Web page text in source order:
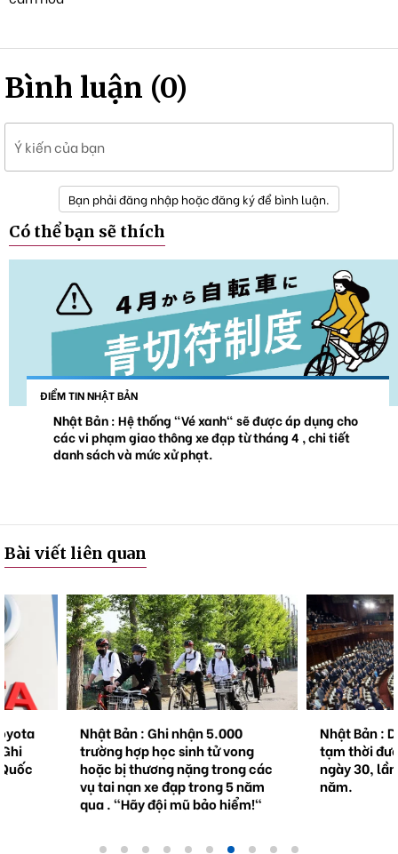
Bình luận (0)
Ý kiến của bạn
Bạn phải đăng nhập hoặc đăng ký để bình luận.
Có thể bạn sẽ thích
ĐIỂM TIN NHẬT BẢN
Nhật Bản : Hệ thống "Vé xanh" sẽ được áp dụng cho
các vi phạm giao thông xe đạp từ tháng 4 , chi tiết
danh sách và mức xử phạt.
Bài viết liên quan
Nhật Bản : Ghi nhận 5.000
trường hợp học sinh tử vong
hoặc bị thương nặng trong các
vụ tai nạn xe đạp trong 5 năm
qua . "Hãy đội mũ bảo hiểm!"
Nhật Bản : Dự toán
tạm thời được thông
ngày 30, lần đầu tiên
năm.